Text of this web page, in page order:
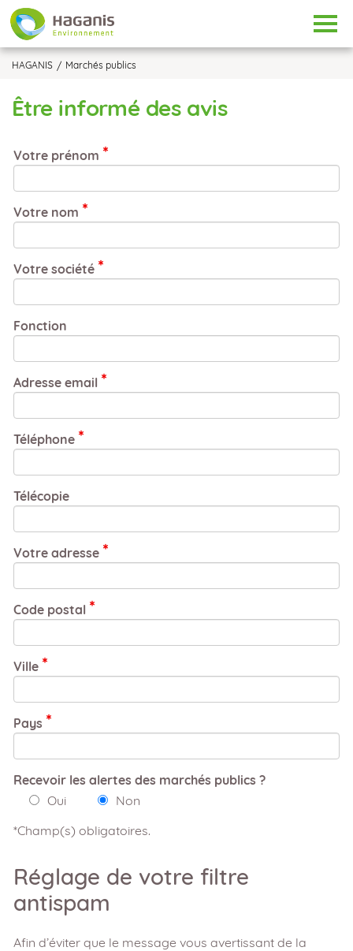
HAGANIS Marchés publics
Être informé des avis
Votre prénom
Votre nom
Votre société
Fonction
Adresse email
Téléphone
Télécopie
Votre adresse
Code postal
Ville
Pays
Recevoir les alertes des marchés publics ?
Oui
Non
*Champ(s) obligatoires.
Réglage de votre filtre
antispam
Afin d’éviter que le message vous avertissant de la